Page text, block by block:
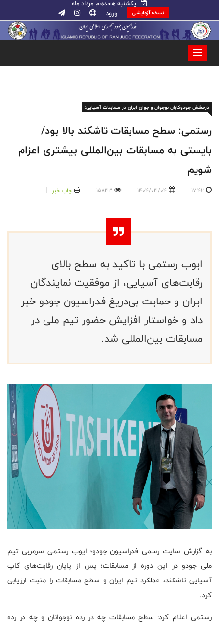
یکشنبه هجدهم مرداد ماه
نسخه آزمایشی ورود
درخشش جودوکاران نوجوان و جوان ایران در مسابقات آسیایی:
رستمی: سطح مسابقات تاشکند بالا بود/
بایستی به مسابقات بین‌المللی بیشتری اعزام
شویم
17:42
1404/03/04
15833 چاپ خبر
ایوب رستمی با تاکید به سطح بالای
رقابت‌های آسیایی، از موفقیت نمایندگان
ایران و حمایت بی‌دریغ فدراسیون جودو خبر
داد و خواستار افزایش حضور تیم ملی در
مسابقات بین‌المللی شد.
به گزارش سایت رسمی فدراسیون جودو؛ ایوب رستمی سرمربی تیم
ملی جودو در این دوره از مسابقات؛ پس از پایان رقابت‌های کاپ
آسیایی تاشکند، عملکرد تیم ایران و سطح مسابقات را مثبت ارزیابی
کرد.
رستمی اعلام کرد: سطح مسابقات چه در رده نوجوانان و چه در رده